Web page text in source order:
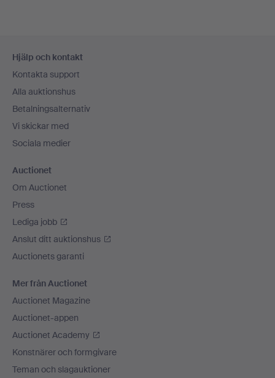
Hjälp och kontakt
Kontakta support
Alla auktionshus
Betalningsalternativ
Vi skickar med
Sociala medier
Auctionet
Om Auctionet
Press
Lediga jobb
Anslut ditt auktionshus
Auctionets garanti
Mer från Auctionet
Auctionet Magazine
Auctionet-appen
Auctionet Academy
Konstnärer och formgivare
Teman och slagauktioner